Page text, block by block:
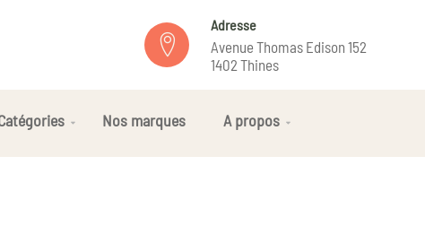
Adresse
Avenue Thomas Edison 152
1402 Thines
Nos marques A propos